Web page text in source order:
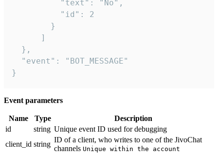
          "text": "No",
          "id": 2
        }
      ]
  },
  "event": "BOT_MESSAGE"
}
Event parameters
Name Type
Description
id
string Unique event ID used for debugging
client_id string
ID of a client, who writes to one of the JivoChat
channels Unique within the account